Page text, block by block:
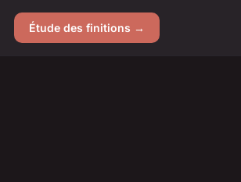
Étude des finitions →